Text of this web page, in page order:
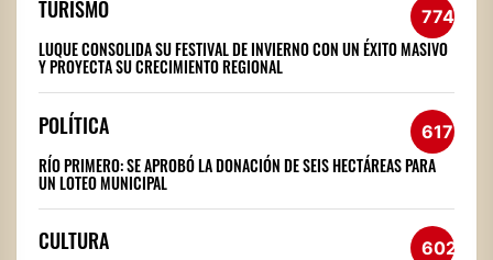
TURISMO 774
LUQUE CONSOLIDA SU FESTIVAL DE INVIERNO CON UN ÉXITO MASIVO
Y PROYECTA SU CRECIMIENTO REGIONAL
POLÍTICA 617
RÍO PRIMERO: SE APROBÓ LA DONACIÓN DE SEIS HECTÁREAS PARA
UN LOTEO MUNICIPAL
CULTURA 602